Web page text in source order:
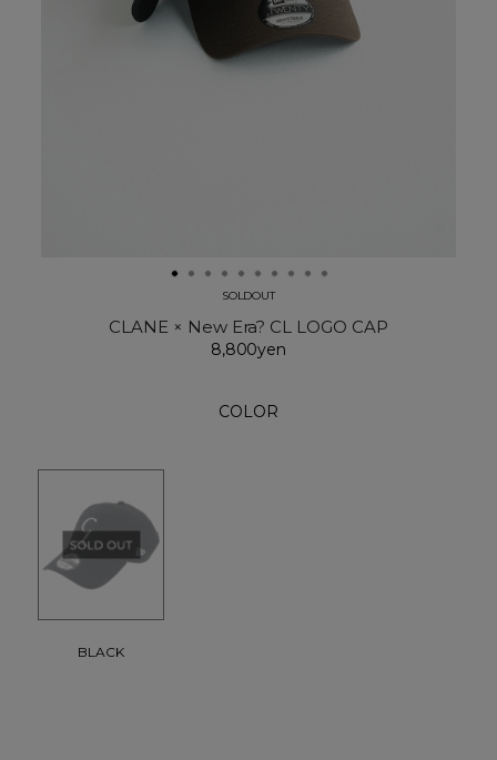
SOLDOUT
CLANE × New Era? CL LOGO CAP
8,800yen
COLOR
BLACK